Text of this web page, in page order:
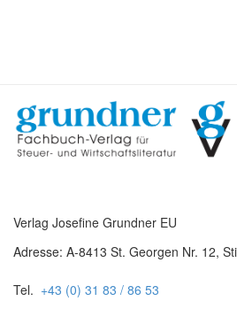
Verlag Josefine Grundner EU
Adresse: A-8413 St. Georgen Nr. 12,
Tel. +43 (0) 31 83 / 86 53